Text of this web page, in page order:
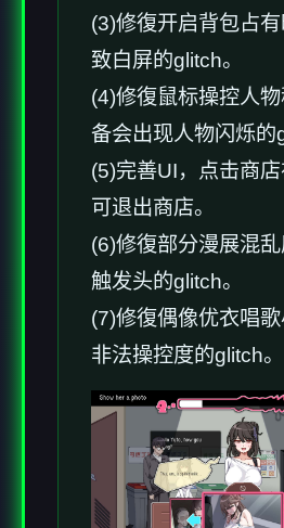
(3)修復开启背包占
致白屏的glitch。
(4)修復鼠标操控人
备会出现人物闪烁的
(5)完善UI，点击商
可退出商店。
(6)修復部分漫展混
触发头的glitch。
(7)修復偶像优衣唱
非法操控度的glitch。